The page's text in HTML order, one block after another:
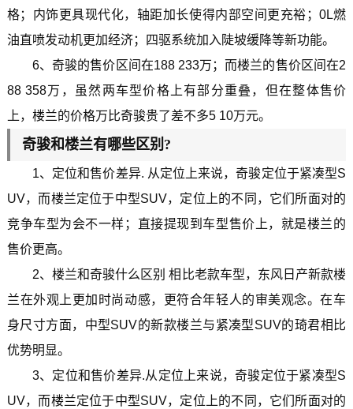
格；内饰更具现代化，轴距加长使得内部空间更充裕；0L燃
油直喷发动机更加经济；四驱系统加入陡坡缓降等新功能。
6、奇骏的售价区间在188 233万；而楼兰的售价区间在2
88 358万，虽然两车型价格上有部分重叠，但在整体售价
上，楼兰的价格万比奇骏贵了差不多5 10万元。
奇骏和楼兰有哪些区别?
1、定位和售价差异. 从定位上来说，奇骏定位于紧凑型S
UV，而楼兰定位于中型SUV，定位上的不同，它们所面对的
竞争车型为会不一样；直接提现到车型售价上，就是楼兰的
售价更高。
2、楼兰和奇骏什么区别 相比老款车型，东风日产新款楼
兰在外观上更加时尚动感，更符合年轻人的审美观念。在车
身尺寸方面，中型SUV的新款楼兰与紧凑型SUV的琦君相比
优势明显。
3、定位和售价差异.从定位上来说，奇骏定位于紧凑型S
UV，而楼兰定位于中型SUV，定位上的不同，它们所面对的